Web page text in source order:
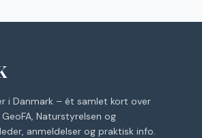
i Danmark – ét samlet kort over
Naturstyrelsen og
anmeldelser og praktisk info.